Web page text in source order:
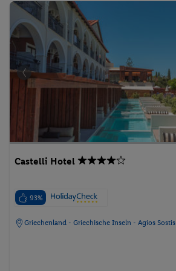
Castelli Hotel
93%
Griechenland - Griechische Inseln - Agios Sostis